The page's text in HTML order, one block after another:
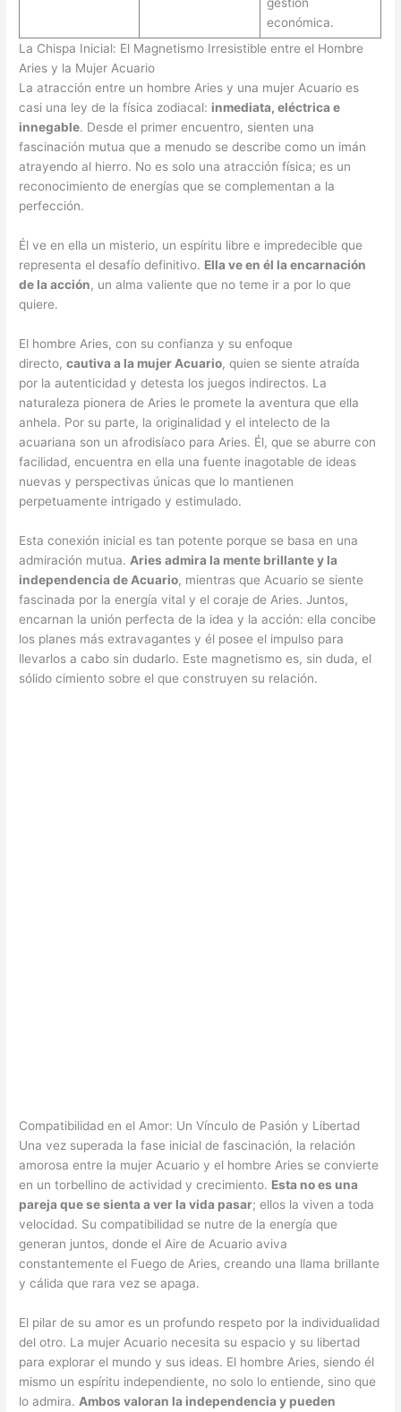
gestión
económica.
La Chispa Inicial: El Magnetismo Irresistible entre el Hombre
Aries y la Mujer Acuario
La atracción entre un hombre Aries y una mujer Acuario es
casi una ley de la física zodiacal: inmediata, eléctrica e
innegable. Desde el primer encuentro, sienten una
fascinación mutua que a menudo se describe como un imán
atrayendo al hierro. No es solo una atracción física; es un
reconocimiento de energías que se complementan a la
perfección.
Él ve en ella un misterio, un espíritu libre e impredecible que
representa el desafío definitivo. Ella ve en él la encarnación
de la acción, un alma valiente que no teme ir a por lo que
quiere.
El hombre Aries, con su confianza y su enfoque
directo,cautiva a la mujer Acuario, quien se siente atraída
por la autenticidad y detesta los juegos indirectos. La
naturaleza pionera de Aries le promete la aventura que ella
anhela. Por su parte, la originalidad y el intelecto de la
acuariana son un afrodisíaco para Aries. Él, que se aburre con
facilidad, encuentra en ella una fuente inagotable de ideas
nuevas y perspectivas únicas que lo mantienen
perpetuamente intrigado y estimulado.
Esta conexión inicial es tan potente porque se basa en una
admiración mutua. Aries admira la mente brillante y la
independencia de Acuario, mientras que Acuario se siente
fascinada por la energía vital y el coraje de Aries. Juntos,
encarnan la unión perfecta de la idea y la acción: ella concibe
los planes más extravagantes y él posee el impulso para
llevarlos a cabo sin dudarlo. Este magnetismo es, sin duda, el
sólido cimiento sobre el que construyen su relación.
Compatibilidad en el Amor: Un Vínculo de Pasión y Libertad
Una vez superada la fase inicial de fascinación, la relación
amorosa entre la mujer Acuario y el hombre Aries se convierte
en un torbellino de actividad y crecimiento. Esta no es una
pareja que se sienta a ver la vida pasar; ellos la viven a toda
velocidad. Su compatibilidad se nutre de la energía que
generan juntos, donde el Aire de Acuario aviva
constantemente el Fuego de Aries, creando una llama brillante
y cálida que rara vez se apaga.
El pilar de su amor es un profundo respeto por la individualidad
del otro. La mujer Acuario necesita su espacio y su libertad
para explorar el mundo y sus ideas. El hombre Aries, siendo él
mismo un espíritu independiente, no solo lo entiende, sino que
lo admira. Ambos valoran la independencia y pueden